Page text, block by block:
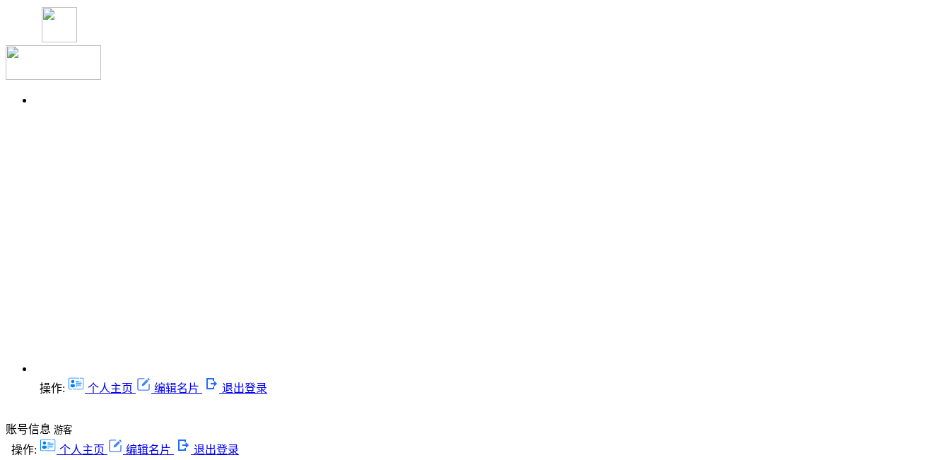
操作: 个人主页 编辑名片 退出登录
账号信息 游客
操作: 个人主页 编辑名片 退出登录